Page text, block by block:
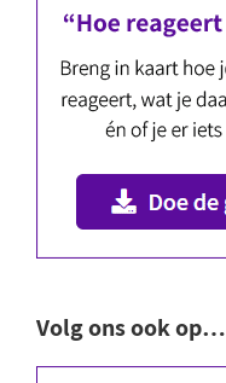
Volg ons ook op…